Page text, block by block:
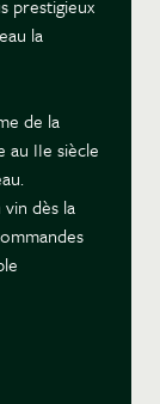
prestigieux
la
de la
au IIe siècle
dès la
a